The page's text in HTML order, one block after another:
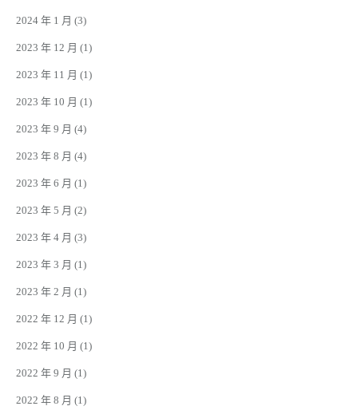
2024 年 1 月 (3)
2023 年 12 月 (1)
2023 年 11 月 (1)
2023 年 10 月 (1)
2023 年 9 月 (4)
2023 年 8 月 (4)
2023 年 6 月 (1)
2023 年 5 月 (2)
2023 年 4 月 (3)
2023 年 3 月 (1)
2023 年 2 月 (1)
2022 年 12 月 (1)
2022 年 10 月 (1)
2022 年 9 月 (1)
2022 年 8 月 (1)